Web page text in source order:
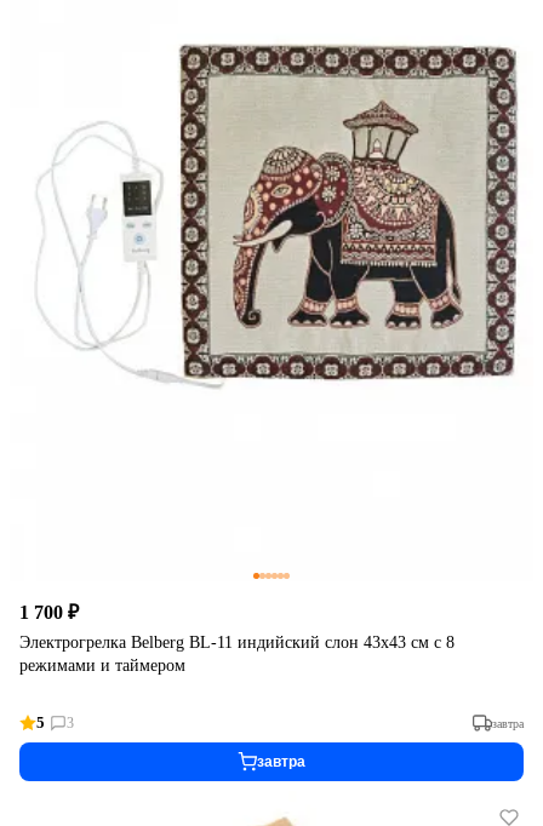
1 700 ₽
Электрогрелка Belberg BL-11 индийский слон 43х43 см с 8
режимами и таймером
5 3 завтра
завтра